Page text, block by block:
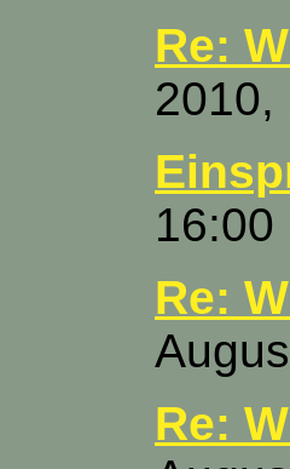
Re:
2010,
16:00
Re:
Re: